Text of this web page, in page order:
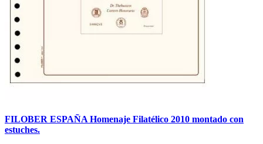
FILOBER ESPAÑA Homenaje Filatélico 2010 montado con
estuches.